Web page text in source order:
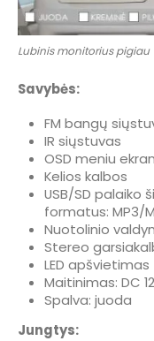
Lubinis monitorius pigiau
Savybės:
FM bangų
IR siųstuvas
OSD meniu
Kelios kalbos
USB/SD palaiko
formatus: MP3/
Nuotolinio
Stereo
LED apšvietimas
Maitinimas: DC
Spalva: juoda
Jungtys: